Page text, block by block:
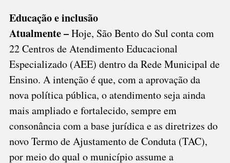
Educação e inclusão
Atualmente –Hoje, São Bento do Sul conta com
22 Centros de Atendimento Educacional
Especializado (AEE) dentro da Rede Municipal de
Ensino. A intenção é que, com a aprovação da
nova política pública, o atendimento seja ainda
mais ampliado e fortalecido, sempre em
consonância com a base jurídica e as diretrizes do
novo Termo de Ajustamento de Conduta (TAC),
por meio do qual o município assume a